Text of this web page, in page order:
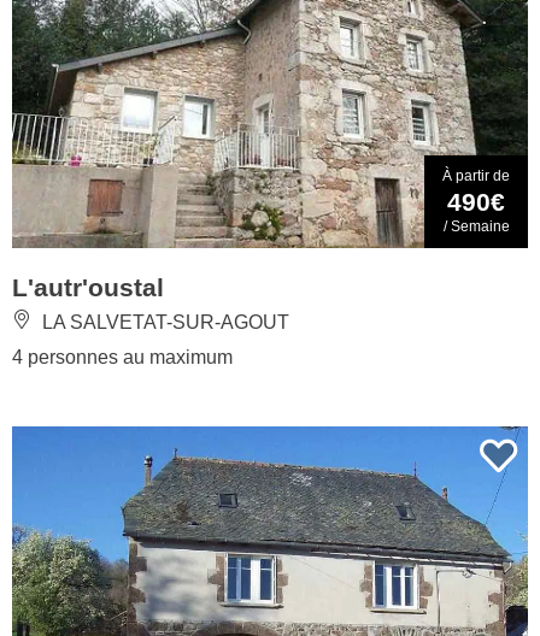
À partir de
490€
/ Semaine
L'autr'oustal
LA SALVETAT-SUR-AGOUT
4 personnes au maximum